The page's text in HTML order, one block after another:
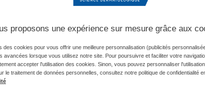
: QUELS INGRÉDIENTS ? TRAITEMENT
proposons une expérience sur mesure grâce aux
des cookies pour vous offrir une meilleure personnalisation (publicités
avancées lorsque vous utilisez notre site. Pour poursuivre et faciliter votre
accepter l'utilisation des cookies. Sinon, vous pouvez personnaliser
le traitement de données personnelles, consultez notre politique de confidentialité